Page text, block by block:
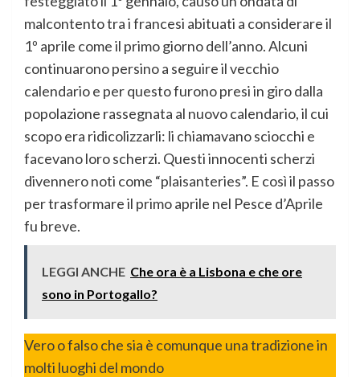
malcontento tra i francesi abituati a considerare il
1º aprile come il primo giorno dell’anno. Alcuni
continuarono persino a seguire il vecchio
calendario e per questo furono presi in giro dalla
popolazione rassegnata al nuovo calendario, il cui
scopo era ridicolizzarli: li chiamavano sciocchi e
facevano loro scherzi. Questi innocenti scherzi
divennero noti come “plaisanteries”. E così il passo
per trasformare il primo aprile nel Pesce d’Aprile
fu breve.
LEGGI ANCHE Che ora è a Lisbona e che ore
sono in Portogallo?
Vero o falso che sia è comunque una tradizione in
molti luoghi del mondo